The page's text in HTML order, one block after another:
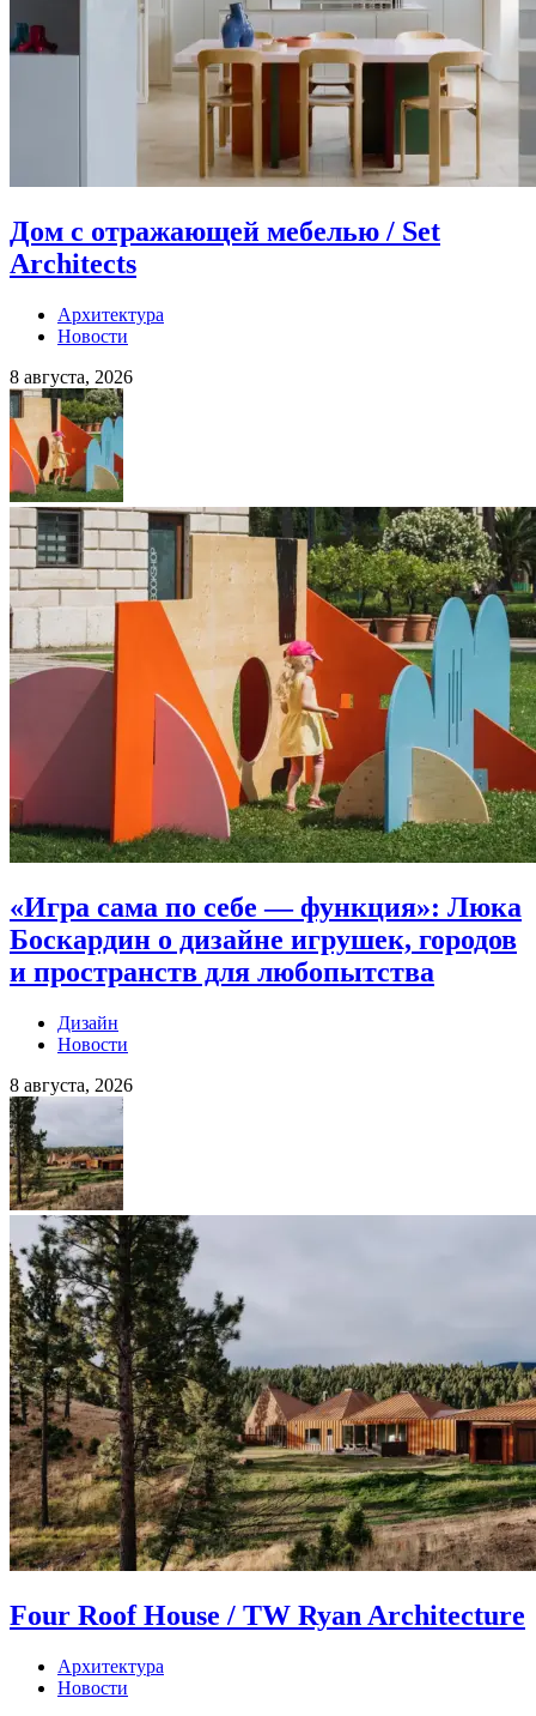
Дом с отражающей мебелью / Set
Architects
Архитектура
Новости
8 августа, 2026
«Игра сама по себе — функция»: Люка
Боскардин о дизайне игрушек, городов
и пространств для любопытства
Дизайн
Новости
8 августа, 2026
Four Roof House / TW Ryan Architecture
Архитектура
Новости